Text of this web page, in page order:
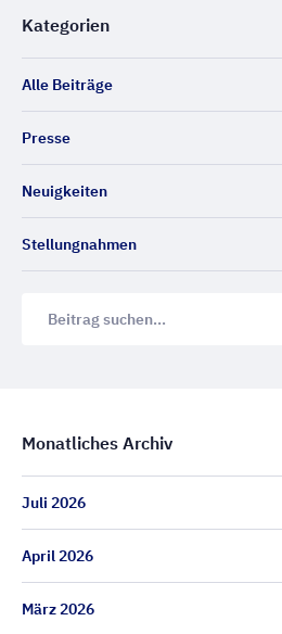
Kategorien
Alle Beiträge
Presse
Neuigkeiten
Stellungnahmen
Monatliches Archiv
Juli 2026
April 2026
März 2026